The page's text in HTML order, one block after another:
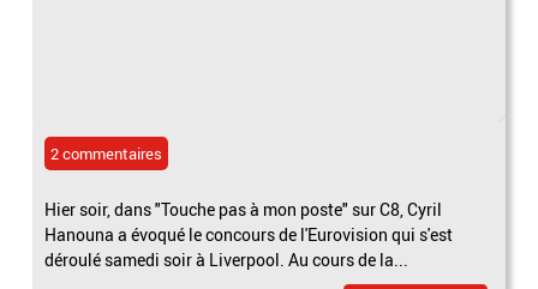
2 commentaires
Hier soir, dans "Touche pas à mon poste" sur C8, Cyril
Hanouna a évoqué le concours de l'Eurovision qui s'est
déroulé samedi soir à Liverpool. Au cours de la...